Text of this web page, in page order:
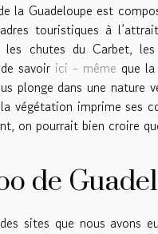
la Guadeloupe est
touristiques à
les chutes du Carbet,
savoir ici - même que
plonge dans une nature
végétation imprime ses
on pourrait bien croire
de
sites que nous avons